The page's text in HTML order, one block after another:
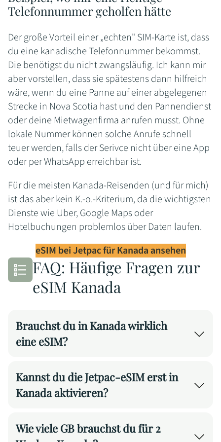
Telefonnummer geholfen hätte
Der große Vorteil einer „echten" SIM-Karte ist, dass
du eine kanadische Telefonnummer bekommst.
Die benötigst du nicht zwangsläufig. Ich kann mir
aber vorstellen, dass sie spätestens dann hilfreich
wäre, wenn du eine Panne auf einer abgelegenen
Strecke in Nova Scotia hast und den Pannendienst
oder deine Mietwagenfirma anrufen musst. Ohne
lokale Nummer können solche Anrufe schnell
teuer werden, falls der Serivce nicht über eine App
oder per WhatsApp erreichbar ist.
Für die meisten Kanada-Reisenden (und für mich)
ist das aber kein K.-o.-Kriterium, da die wichtigsten
Dienste wie Uber, Google Maps oder
Hotelbuchungen problemlos über Daten laufen.
eSIM bei Jetpac für Kanada ansehen
FAQ: Häufige Fragen zur
eSIM Kanada
Brauchst du in Kanada wirklich
eine eSIM?
spontan eine Tour buchen oder einfach
erreichbar sein willst. Ohne Daten bist du in
und Orientierungspunkte rar sind.
Kannst du die Jetpac-eSIM erst in
Kanada aktivieren?
eSIM noch in Deutschland und aktivierst sie
Wie viele GB brauchst du für 2